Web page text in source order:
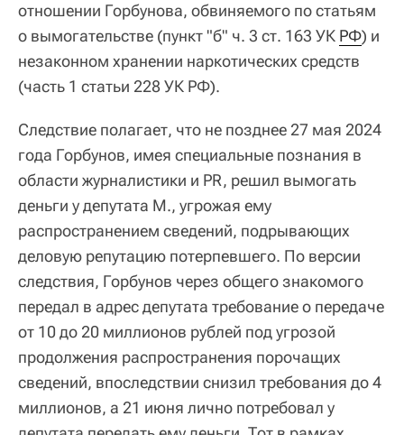
отношении Горбунова, обвиняемого по статьям
о вымогательстве (пункт "б" ч. 3 ст. 163 УК РФ) и
незаконном хранении наркотических средств
(часть 1 статьи 228 УК РФ).
Следствие полагает, что не позднее 27 мая 2024
года Горбунов, имея специальные познания в
области журналистики и PR, решил вымогать
деньги у депутата М., угрожая ему
распространением сведений, подрывающих
деловую репутацию потерпевшего. По версии
следствия, Горбунов через общего знакомого
передал в адрес депутата требование о передаче
от 10 до 20 миллионов рублей под угрозой
продолжения распространения порочащих
сведений, впоследствии снизил требования до 4
миллионов, а 21 июня лично потребовал у